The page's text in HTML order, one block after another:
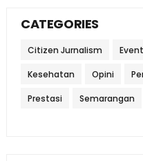
CATEGORIES
Citizen Jurnalism Event
Kesehatan Opini
Prestasi Semarangan